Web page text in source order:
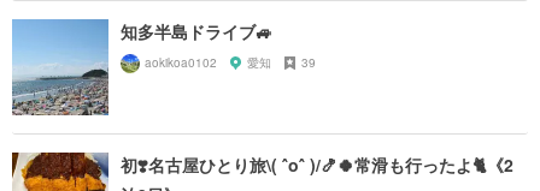
知多半島ドライブ🚙
aokikoa0102 愛知 39
初❣️名古屋ひとり旅\( ˆoˆ )/🍤🍀常滑も行ったよ🐈《2